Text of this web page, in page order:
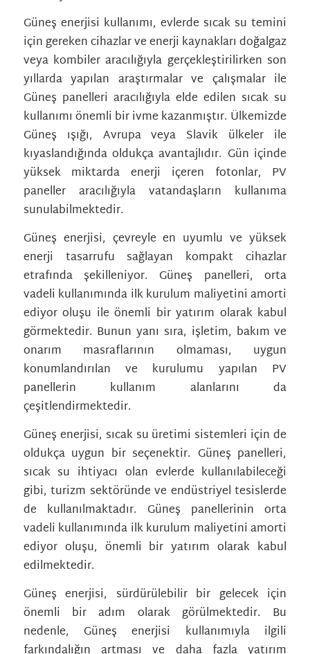
Güneş enerjisi kullanımı, evlerde sıcak su temini
için gereken cihazlar ve enerji kaynakları doğalgaz
veya kombiler aracılığıyla gerçekleştirilirken son
yıllarda yapılan araştırmalar ve çalışmalar ile
Güneş panelleri aracılığıyla elde edilen sıcak su
kullanımı önemli bir ivme kazanmıştır. Ülkemizde
Güneş ışığı, Avrupa veya Slavik ülkeler ile
kıyaslandığında oldukça avantajlıdır. Gün içinde
yüksek miktarda enerji içeren fotonlar, PV
paneller aracılığıyla vatandaşların kullanıma
sunulabilmektedir.
Güneş enerjisi, çevreyle en uyumlu ve yüksek
enerji tasarrufu sağlayan kompakt cihazlar
etrafında şekilleniyor. Güneş panelleri, orta
vadeli kullanımında ilk kurulum maliyetini amorti
ediyor oluşu ile önemli bir yatırım olarak kabul
görmektedir. Bunun yanı sıra, işletim, bakım ve
onarım masraflarının olmaması, uygun
konumlandırılan ve kurulumu yapılan PV
panellerin kullanım alanlarını da
çeşitlendirmektedir.
Güneş enerjisi, sıcak su üretimi sistemleri için de
oldukça uygun bir seçenektir. Güneş panelleri,
sıcak su ihtiyacı olan evlerde kullanılabileceği
gibi, turizm sektöründe ve endüstriyel tesislerde
de kullanılmaktadır. Güneş panellerinin orta
vadeli kullanımında ilk kurulum maliyetini amorti
ediyor oluşu, önemli bir yatırım olarak kabul
edilmektedir.
Güneş enerjisi, sürdürülebilir bir gelecek için
önemli bir adım olarak görülmektedir. Bu
nedenle, Güneş enerjisi kullanımıyla ilgili